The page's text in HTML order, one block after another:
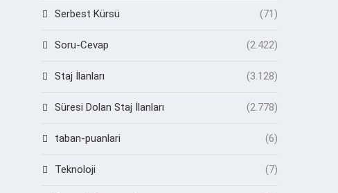
Serbest Kürsü (71)
Soru-Cevap (2.422)
Staj İlanları (3.128)
Süresi Dolan Staj İlanları (2.778)
taban-puanlari (6)
Teknoloji (7)